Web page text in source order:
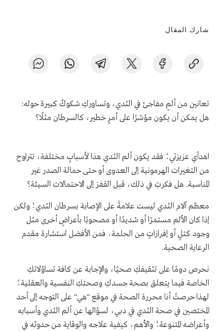
شارك المقال
تعانين من ألمٍ مفاجئ في الثدي، وتساوركِ شكوكٌ كبيرة حوله:
هل يمكن أن يكون مؤشرًا على أمرٍ خطير، كالسرطان مثلًا؟
اهدأي عزيزتي؛ فقد يكون ألم الثدي هذا لأسبابٍ مختلفة، تتراوح
من التغيرات الهرمونية إلى العدوى أو حتى حمالة الصدر غير
المناسبة. هل فكرتِ في ذلك، قبل القفز إلى الاحتمالات السيئة؟
معظم آلام الثدي ليست علامةً على الإصابة بسرطان الثدي؛ ولكن
إذا كان الألم مستمرًا أو شديدًا أو مصحوبًا بأعراضٍ أخرى مثل
وجود كتلٍ أو إفرازاتٍ من الحلمة، فمن الأفضل استشارة مقدم
الرعاية الصحية.
نحرص دومًا على تثقيفكِ صحيًا، والإجابة عن كافة تساؤلاتكِ
الخاصة فيما يتعلق بصحة جسدكِ وصحتكِ النفسية والعقلية؛
لهذا حرصتُ أنا محررة الصحة في موقع "هي" على التوجه إلى أحد
المختصين في صحة الثدي في دبي، لسؤالها عن ألم الثدي وأسبابه
وأعراضه المتنوعة؛ والأهم، كيفية علاجه والوقاية من حدوثه في